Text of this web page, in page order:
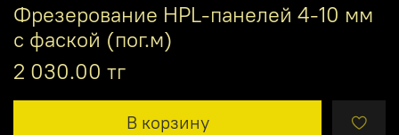
Фрезерование HPL-панелей 4-10 мм
с фаской (пог.м)
2 030.00 тг
В корзину